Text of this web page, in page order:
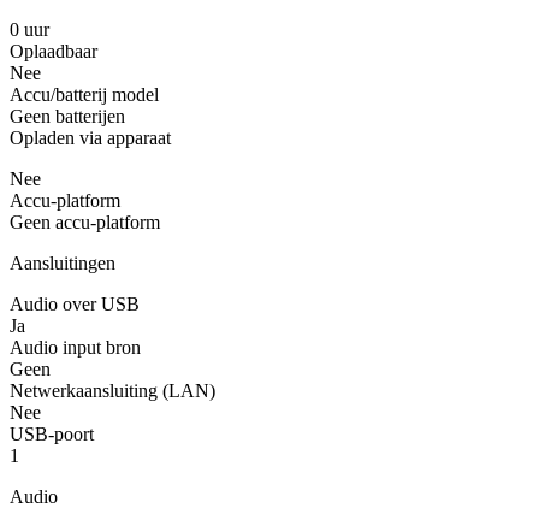
0 uur
Oplaadbaar
Nee
Accu/batterij model
Geen batterijen
Opladen via apparaat
Nee
Accu-platform
Geen accu-platform
Aansluitingen
Audio over USB
Ja
Audio input bron
Geen
Netwerkaansluiting (LAN)
Nee
USB-poort
1
Audio